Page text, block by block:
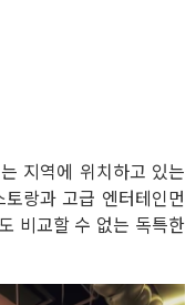
지역에 위치하고 있는
랑과 고급 엔터테인먼
비교할 수 없는 독특한